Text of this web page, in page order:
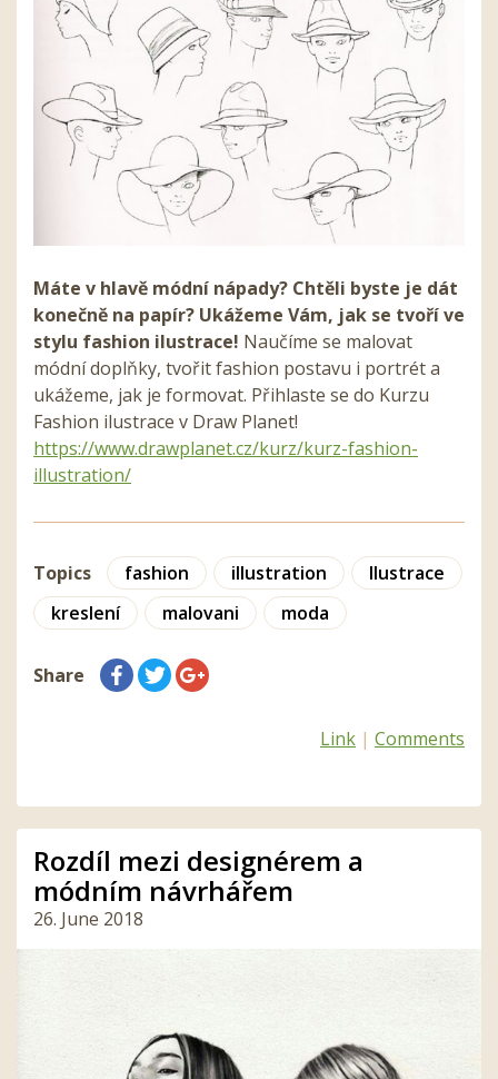
Máte v hlavě módní nápady? Chtěli byste je dát
konečně na papír? Ukážeme Vám, jak se tvoří ve
stylu fashion ilustrace! Naučíme se malovat
módní doplňky, tvořit fashion postavu i portrét a
ukážeme, jak je formovat. Přihlaste se do Kurzu
Fashion ilustrace v Draw Planet!
https://www.drawplanet.cz/kurz/kurz-fashion-
illustration/
Topics fashion illustration
Ilustrace
kreslení
malovani moda
Share
Link | Comments
Rozdíl mezi designérem a
módním návrhářem
26. June 2018